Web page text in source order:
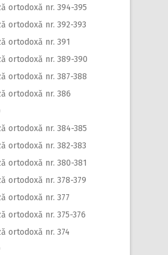
ortodoxă nr. 394-395
ortodoxă nr. 392-393
ortodoxă nr. 391
ortodoxă nr. 389-390
ortodoxă nr. 387-388
ortodoxă nr. 386
ortodoxă nr. 384-385
ortodoxă nr. 382-383
ortodoxă nr. 380-381
ortodoxă nr. 378-379
ortodoxă nr. 377
ortodoxă nr. 375-376
ortodoxă nr. 374